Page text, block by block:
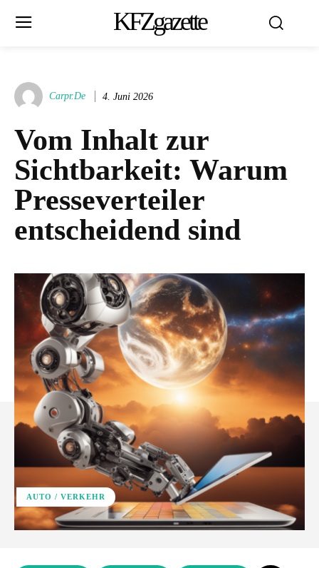
KFZgazette
Carpr.de 4. Juni 2026
Vom Inhalt zur
Sichtbarkeit: Warum
Presseverteiler
entscheidend sind
AUTO / VERKEHR